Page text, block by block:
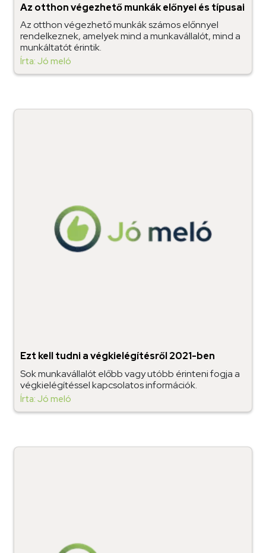
Az otthon végezhető munkák előnyei és típusai
Az otthon végezhető munkák számos előnnyel
rendelkeznek, amelyek mind a munkavállalót, mind a
munkáltatót érintik.
Írta: Jó meló
Ezt kell tudni a végkielégítésről 2021-ben
Sok munkavállalót előbb vagy utóbb érinteni fogja a
végkielégítéssel kapcsolatos információk.
Írta: Jó meló